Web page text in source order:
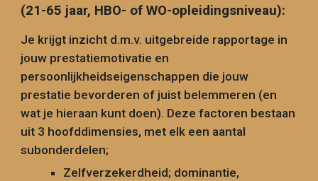
(21-65 jaar, HBO- of WO-opleidingsniveau):
Je krijgt inzicht d.m.v. uitgebreide rapportage in
jouw prestatiemotivatie en
persoonlijkheidseigenschappen die jouw
prestatie bevorderen of juist belemmeren (en
wat je hieraan kunt doen). Deze factoren bestaan
uit 3 hoofddimensies, met elk een aantal
subonderdelen;
Zelfverzekerdheid; dominantie,